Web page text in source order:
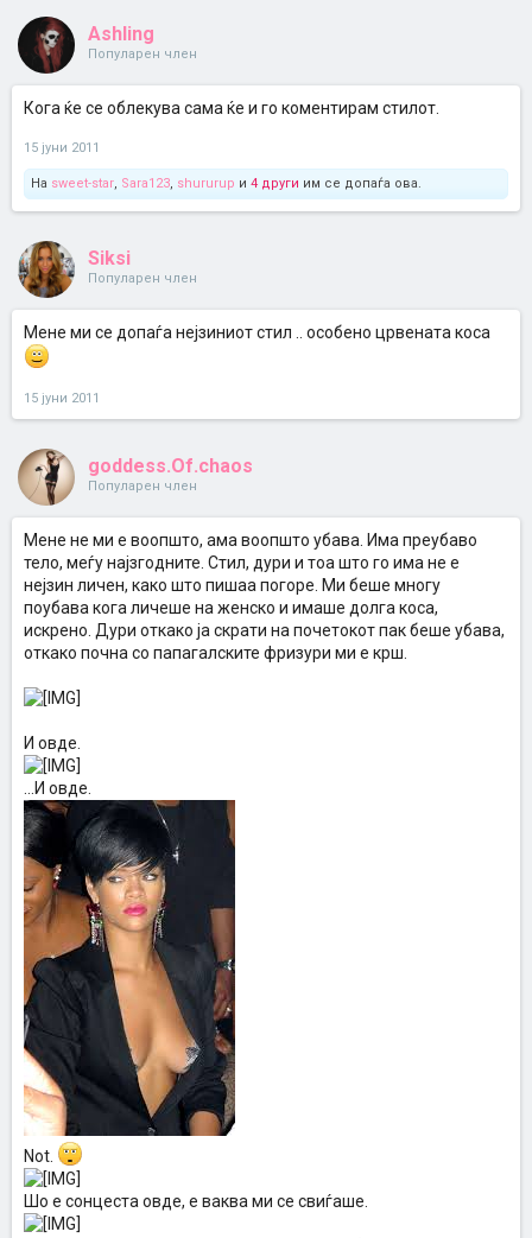
Ashling
Популарен член
Кога ќе се облекува сама ќе и го коментирам стилот.
15 јуни 2011
На sweet-star, Sara123, shururup и 4 други им се допаѓа ова.
Siksi
Популарен член
Мене ми се допаѓа нејзиниот стил .. особено црвената коса
15 јуни 2011
goddess.Of.chaos
Популарен член
Мене не ми е воопшто, ама воопшто убава. Има преубаво
тело, меѓу најзгодните. Стил, дури и тоа што го има не е
нејзин личен, како што пишаа погоре. Ми беше многу
поубава кога личеше на женско и имаше долга коса,
искрено. Дури откако ја скрати на почетокот пак беше убава,
откако почна со папагалските фризури ми е крш.
И овде.
...И овде.
Not.
Шо е сонцеста овде, е ваква ми се свиѓаше.